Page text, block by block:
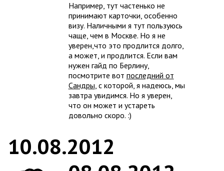
Например, тут частенько не
принимают карточки, особенно
визу. Наличными я тут пользуюсь
чаще, чем в Москве. Но я не
уверен,что это продлится долго,
а может, и продлится. Если вам
нужен гайд по Берлину,
посмотрите вот последний от
Сандры, с которой, я надеюсь, мы
завтра увидимся. Но я уверен,
что он может и устареть
довольно скоро. :)
10.08.2012